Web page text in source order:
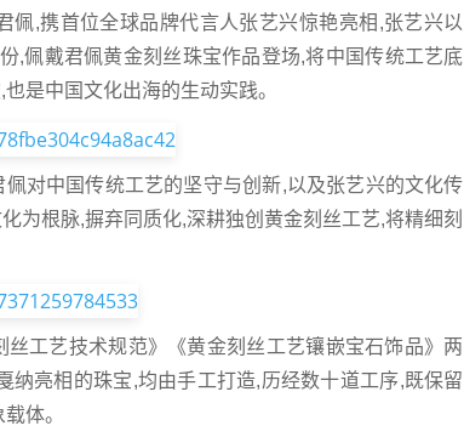
,携首位全球品牌代言人张艺兴惊艳亮相,张艺兴以
,佩戴君佩黄金刻丝珠宝作品登场,将中国传统工艺底
是中国文化出海的生动实践。
对中国传统工艺的坚守与创新,以及张艺兴的文化传
为根脉,摒弃同质化,深耕独创黄金刻丝工艺,将精细刻
工艺技术规范》《黄金刻丝工艺镶嵌宝石饰品》两
亮相的珠宝,均由手工打造,历经数十道工序,既保留
体。